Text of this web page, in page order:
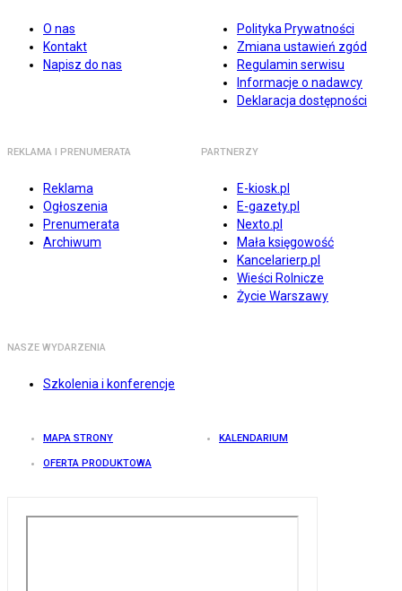
O nas
Kontakt
Napisz do nas
Polityka Prywatności
Zmiana ustawień zgód
Regulamin serwisu
Informacje o nadawcy
Deklaracja dostępności
REKLAMA I PRENUMERATA
Reklama
Ogłoszenia
Prenumerata
Archiwum
PARTNERZY
E-kiosk.pl
E-gazety.pl
Nexto.pl
Mała księgowość
Kancelarierp.pl
Wieści Rolnicze
Życie Warszawy
NASZE WYDARZENIA
Szkolenia i konferencje
MAPA STRONY KALENDARIUM
OFERTA PRODUKTOWA